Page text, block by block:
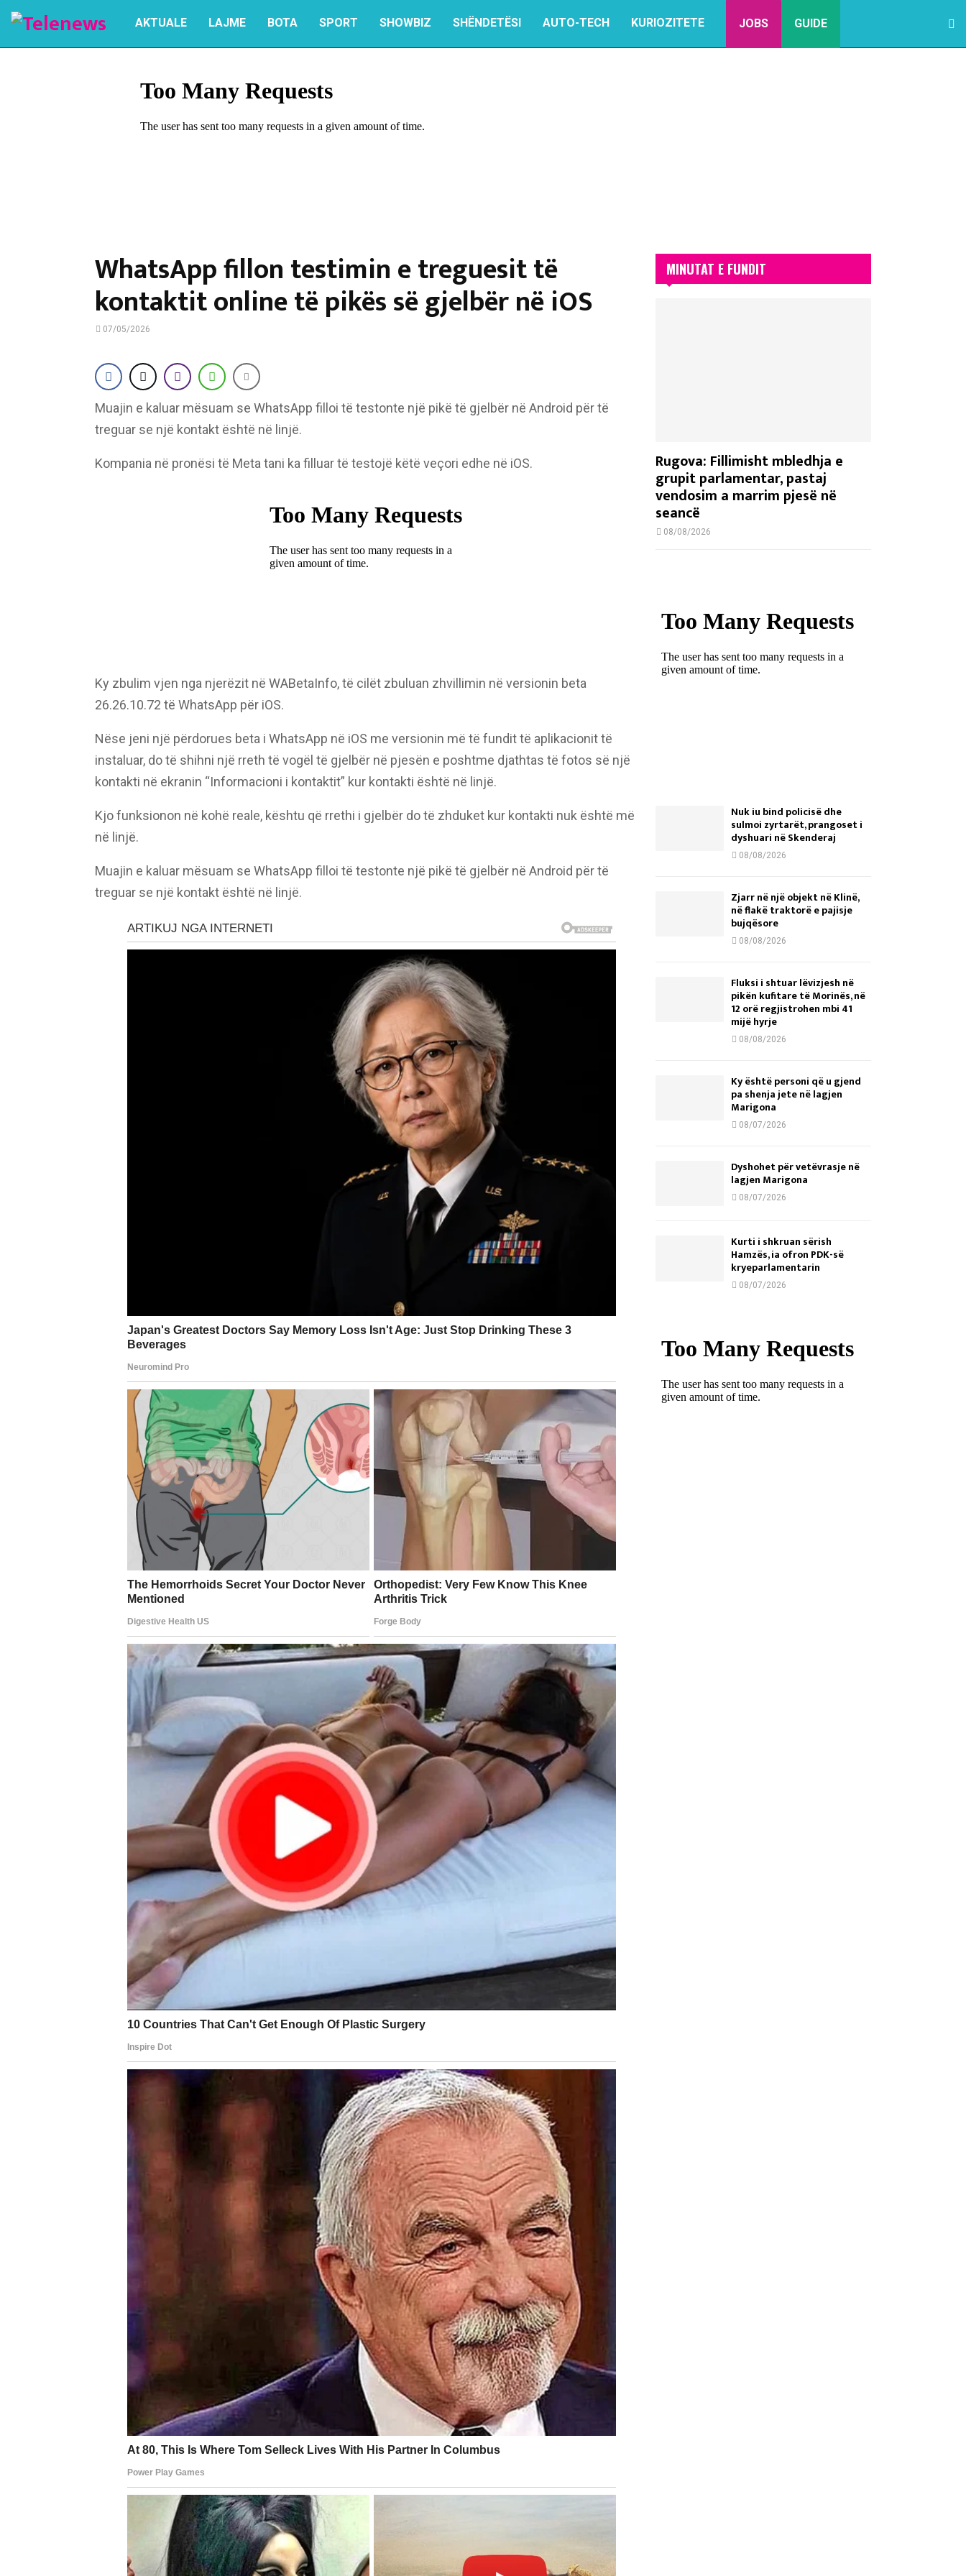
AKTUALE LAJME BOTA SPORT SHOWBIZ SHËNDETËSI AUTO-TECH KURIOZITETE JOBS GUIDE
WhatsApp fillon testimin e treguesit të
kontaktit online të pikës së gjelbër në iOS
07/05/2026
Muajin e kaluar mësuam se WhatsApp filloi të testonte një pikë të gjelbër në Android për të
treguar se një kontakt është në linjë.
Kompania në pronësi të Meta tani ka filluar të testojë këtë veçori edhe në iOS.
Ky zbulim vjen nga njerëzit në WABetaInfo, të cilët zbuluan zhvillimin në versionin beta
26.26.10.72 të WhatsApp për iOS.
Nëse jeni një përdorues beta i WhatsApp në iOS me versionin më të fundit të aplikacionit të
instaluar, do të shihni një rreth të vogël të gjelbër në pjesën e poshtme djathtas të fotos së një
kontakti në ekranin “Informacioni i kontaktit” kur kontakti është në linjë.
Kjo funksionon në kohë reale, kështu që rrethi i gjelbër do të zhduket kur kontakti nuk është më
në linjë.
Muajin e kaluar mësuam se WhatsApp filloi të testonte një pikë të gjelbër në Android për të
treguar se një kontakt është në linjë.
MINUTAT E FUNDIT
Rugova: Fillimisht mbledhja e
grupit parlamentar, pastaj
vendosim a marrim pjesë në
seancë
08/08/2026
Nuk iu bind policisë dhe
sulmoi zyrtarët, prangoset i
dyshuari në Skenderaj
08/08/2026
Zjarr në një objekt në Klinë,
në flakë traktorë e pajisje
bujqësore
08/08/2026
Fluksi i shtuar lëvizjesh në
pikën kufitare të Morinës, në
12 orë regjistrohen mbi 41
mijë hyrje
08/08/2026
Ky është personi që u gjend
pa shenja jete në lagjen
Marigona
08/07/2026
Dyshohet për vetëvrasje në
lagjen Marigona
08/07/2026
Kurti i shkruan sërish
Hamzës, ia ofron PDK-së
kryeparlamentarin
08/07/2026